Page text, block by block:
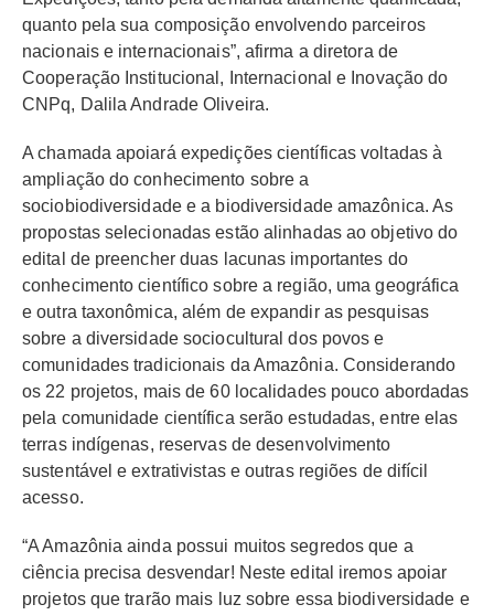
quanto pela sua composição envolvendo parceiros
nacionais e internacionais”, afirma a diretora de
Cooperação Institucional, Internacional e Inovação do
CNPq, Dalila Andrade Oliveira.
A chamada apoiará expedições científicas voltadas à
ampliação do conhecimento sobre a
sociobiodiversidade e a biodiversidade amazônica. As
propostas selecionadas estão alinhadas ao objetivo do
edital de preencher duas lacunas importantes do
conhecimento científico sobre a região, uma geográfica
e outra taxonômica, além de expandir as pesquisas
sobre a diversidade sociocultural dos povos e
comunidades tradicionais da Amazônia. Considerando
os 22 projetos, mais de 60 localidades pouco abordadas
pela comunidade científica serão estudadas, entre elas
terras indígenas, reservas de desenvolvimento
sustentável e extrativistas e outras regiões de difícil
acesso.
“A Amazônia ainda possui muitos segredos que a
ciência precisa desvendar! Neste edital iremos apoiar
projetos que trarão mais luz sobre essa biodiversidade e